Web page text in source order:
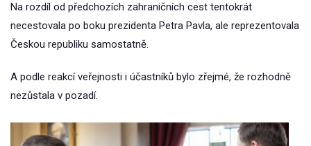
Na rozdíl od předchozích zahraničních cest tentokrát
necestovala po boku prezidenta Petra Pavla, ale reprezentovala
Českou republiku samostatně.
A podle reakcí veřejnosti i účastníků bylo zřejmé, že rozhodně
nezůstala v pozadí.